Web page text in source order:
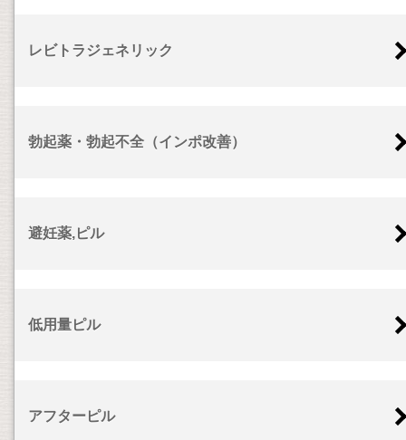
レビトラジェネリック
勃起薬・勃起不全（インポ改善）
避妊薬,ピル
低用量ピル
アフターピル